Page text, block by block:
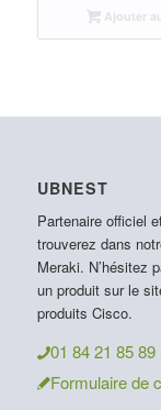
Ajouter
UBNEST
Partenaire officiel
trouverez dans
Meraki. N’hésitez
un produit sur le
produits Cisco.
01 84 21 85 89
Formulaire de